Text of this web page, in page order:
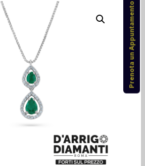
Prenota un Appuntamento